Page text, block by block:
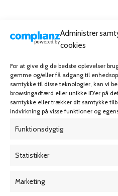
Administrer
cookies
For at give dig de bedste oplevelser
gemme og/eller få adgang til
samtykke til disse teknologier, kan vi
browsingadfærd eller unikke ID'er på
samtykke eller trækker dit samtykke
indvirkning på visse funktioner og
Funktionsdygtig
Statistikker
Marketing
Kontoinformationer
Ordrer
Adresser